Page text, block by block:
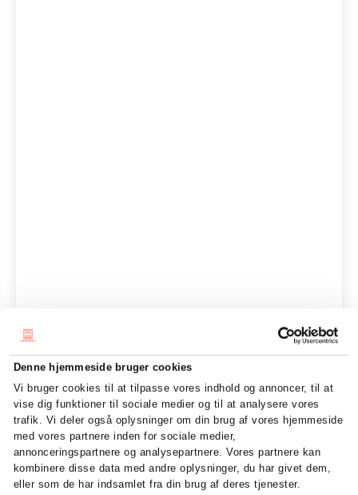
Denne hjemmeside bruger cookies
Vi bruger cookies til at tilpasse vores indhold og annoncer, til at
vise dig funktioner til sociale medier og til at analysere vores
trafik. Vi deler også oplysninger om din brug af vores hjemmeside
med vores partnere inden for sociale medier,
annonceringspartnere og analysepartnere. Vores partnere kan
kombinere disse data med andre oplysninger, du har givet dem,
eller som de har indsamlet fra din brug af deres tjenester.